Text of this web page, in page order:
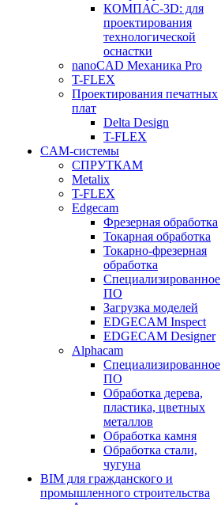
КОМПАС-3D: для
проектирования
технологической
оснастки
nanoCAD Механика Pro
T-FLEX
Проектирования печатных
плат
Delta Design
T-FLEX
CAM-системы
СПРУТКAM
Metalix
T-FLEX
Edgecam
Фрезерная обработка
Токарная обработка
Токарно-фрезерная
обработка
Специализированное
ПО
Загрузка моделей
EDGECAM Inspect
EDGECAM Designer
Alphacam
Специализированное
ПО
Обработка дерева,
пластика, цветных
металлов
Обработка камня
Обработка стали,
чугуна
BIM для гражданского и
промышленного строительства